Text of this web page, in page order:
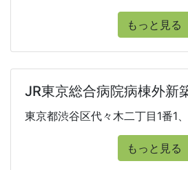
もっと見る
JR東京総合病院病棟外新
東京都渋谷区代々木二丁目1番1
もっと見る